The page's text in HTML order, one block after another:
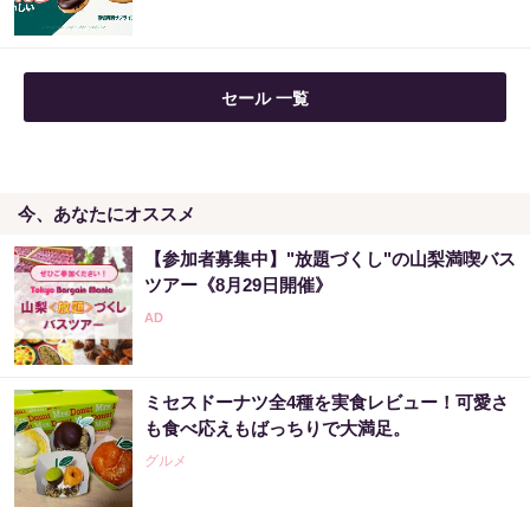
セール 一覧
今、あなたにオススメ
【参加者募集中】"放題づくし"の山梨満喫バス
ツアー《8月29日開催》
ミセスドーナツ全4種を実食レビュー！可愛さ
も食べ応えもばっちりで大満足。
グルメ